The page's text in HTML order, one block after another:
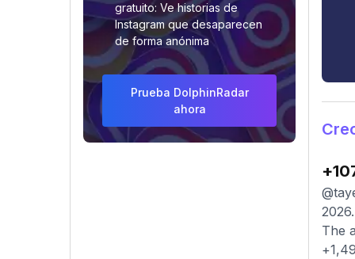
gratuito: Ve historias de
Instagram que desaparecen
de forma anónima
Prueba DolphinRadar
ahora
The